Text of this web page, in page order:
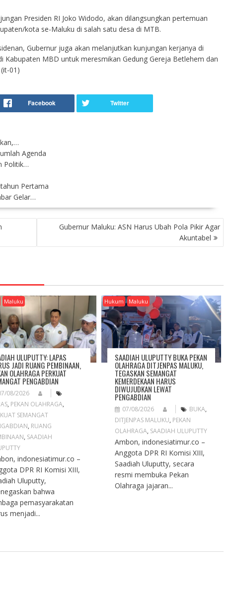
Presiden RI Joko Widodo, akan dilangsungkan pertemuan
kota se-Maluku di salah satu desa di MTB.
Gubernur juga akan melanjutkan kunjungan kerjanya di
Kabupaten MBD untuk meresmikan Gedung Gereja Betlehem dan
01)
Agenda
Politik…
Pertama
Gelar…
Gubernur Maluku: ASN Harus Ubah Pola Pikir Agar
Akuntabel
Maluku
ULUPUTTY: LAPAS
JADI RUANG PEMBINAAN,
OLAHRAGA PERKUAT
PENGABDIAN
08/2026
, PEKAN OLAHRAGA,
SEMANGAT
, RUANG
, SAADIAH
indonesiatimur.co –
DPR RI Komisi XIII,
Uluputty,
bahwa
pemasyarakatan
menjadi...
Hukum Maluku
SAADIAH ULUPUTTY BUKA PEKAN
OLAHRAGA DITJENPAS MALUKU,
TEGASKAN SEMANGAT
KEMERDEKAAN HARUS
DIWUJUDKAN LEWAT
PENGABDIAN
07/08/2026 BUKA,
DITJENPAS MALUKU, PEKAN
OLAHRAGA, SAADIAH ULUPUTTY
Ambon, indonesiatimur.co –
Anggota DPR RI Komisi XIII,
Saadiah Uluputty, secara
resmi membuka Pekan
Olahraga jajaran...